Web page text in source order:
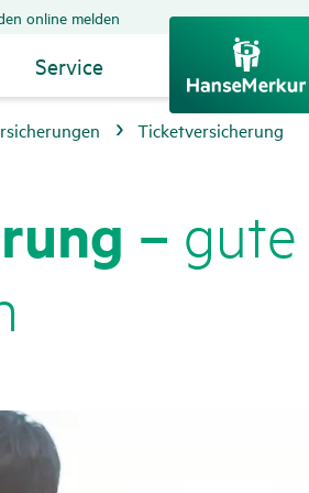
online melden
Service
Ticketversicherung
– gute